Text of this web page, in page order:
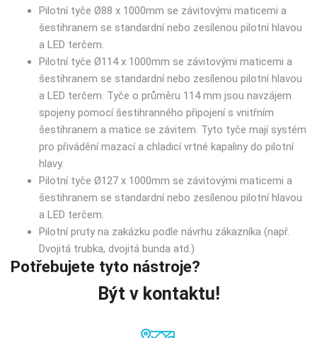
Pilotní tyče Ø88 x 1000mm se závitovými maticemi a
šestihranem se standardní nebo zesílenou pilotní hlavou
a LED terčem.
Pilotní tyče Ø114 x 1000mm se závitovými maticemi a
šestihranem se standardní nebo zesílenou pilotní hlavou
a LED terčem. Tyče o průměru 114 mm jsou navzájem
spojeny pomocí šestihranného připojení s vnitřním
šestihranem a matice se závitem. Tyto tyče mají systém
pro přivádění mazací a chladicí vrtné kapaliny do pilotní
hlavy.
Pilotní tyče Ø127 x 1000mm se závitovými maticemi a
šestihranem se standardní nebo zesílenou pilotní hlavou
a LED terčem.
Pilotní pruty na zakázku podle návrhu zákazníka (např.
Dvojitá trubka, dvojitá bunda atd.)
Potřebujete tyto nástroje?
Být v kontaktu!